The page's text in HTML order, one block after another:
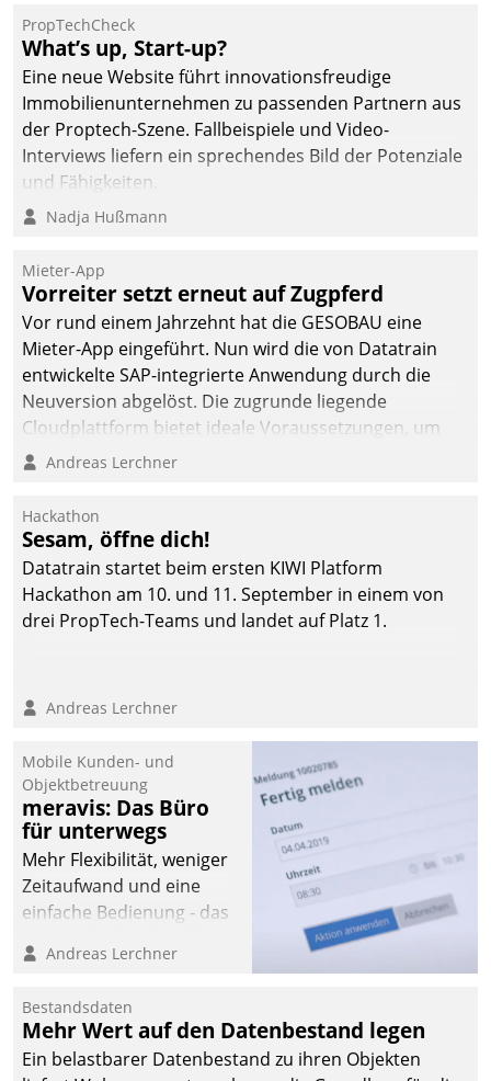
PropTechCheck
What’s up, Start-up?
Eine neue Website führt innovationsfreudige
Immobilienunternehmen zu passenden Partnern aus
der Proptech-Szene. Fallbeispiele und Video-
Interviews liefern ein sprechendes Bild der Potenziale
und Fähigkeiten.
Nadja Hußmann
Mieter-App
Vorreiter setzt erneut auf Zugpferd
Vor rund einem Jahrzehnt hat die GESOBAU eine
Mieter-App eingeführt. Nun wird die von Datatrain
entwickelte SAP-integrierte Anwendung durch die
Neuversion abgelöst. Die zugrunde liegende
Cloudplattform bietet ideale Voraussetzungen, um
die Funktionalität der App zu erweitern und weitere
integrieren.
Andreas Lerchner
Hackathon
Sesam, öffne dich!
Datatrain startet beim ersten KIWI Platform
Hackathon am 10. und 11. September in einem von
drei PropTech-Teams und landet auf Platz 1.
Andreas Lerchner
Mobile Kunden- und
Objektbetreuung
meravis: Das Büro
für unterwegs
Mehr Flexibilität, weniger
Zeitaufwand und eine
einfache Bedienung - das
Cockpit für mobile
Datatrain. Die meravis
Wohnungsbau- und
Immobilien GmbH hat
Andreas Lerchner
Bestandsdaten
Mehr Wert auf den Datenbestand legen
Ein belastbarer Datenbestand zu ihren Objekten